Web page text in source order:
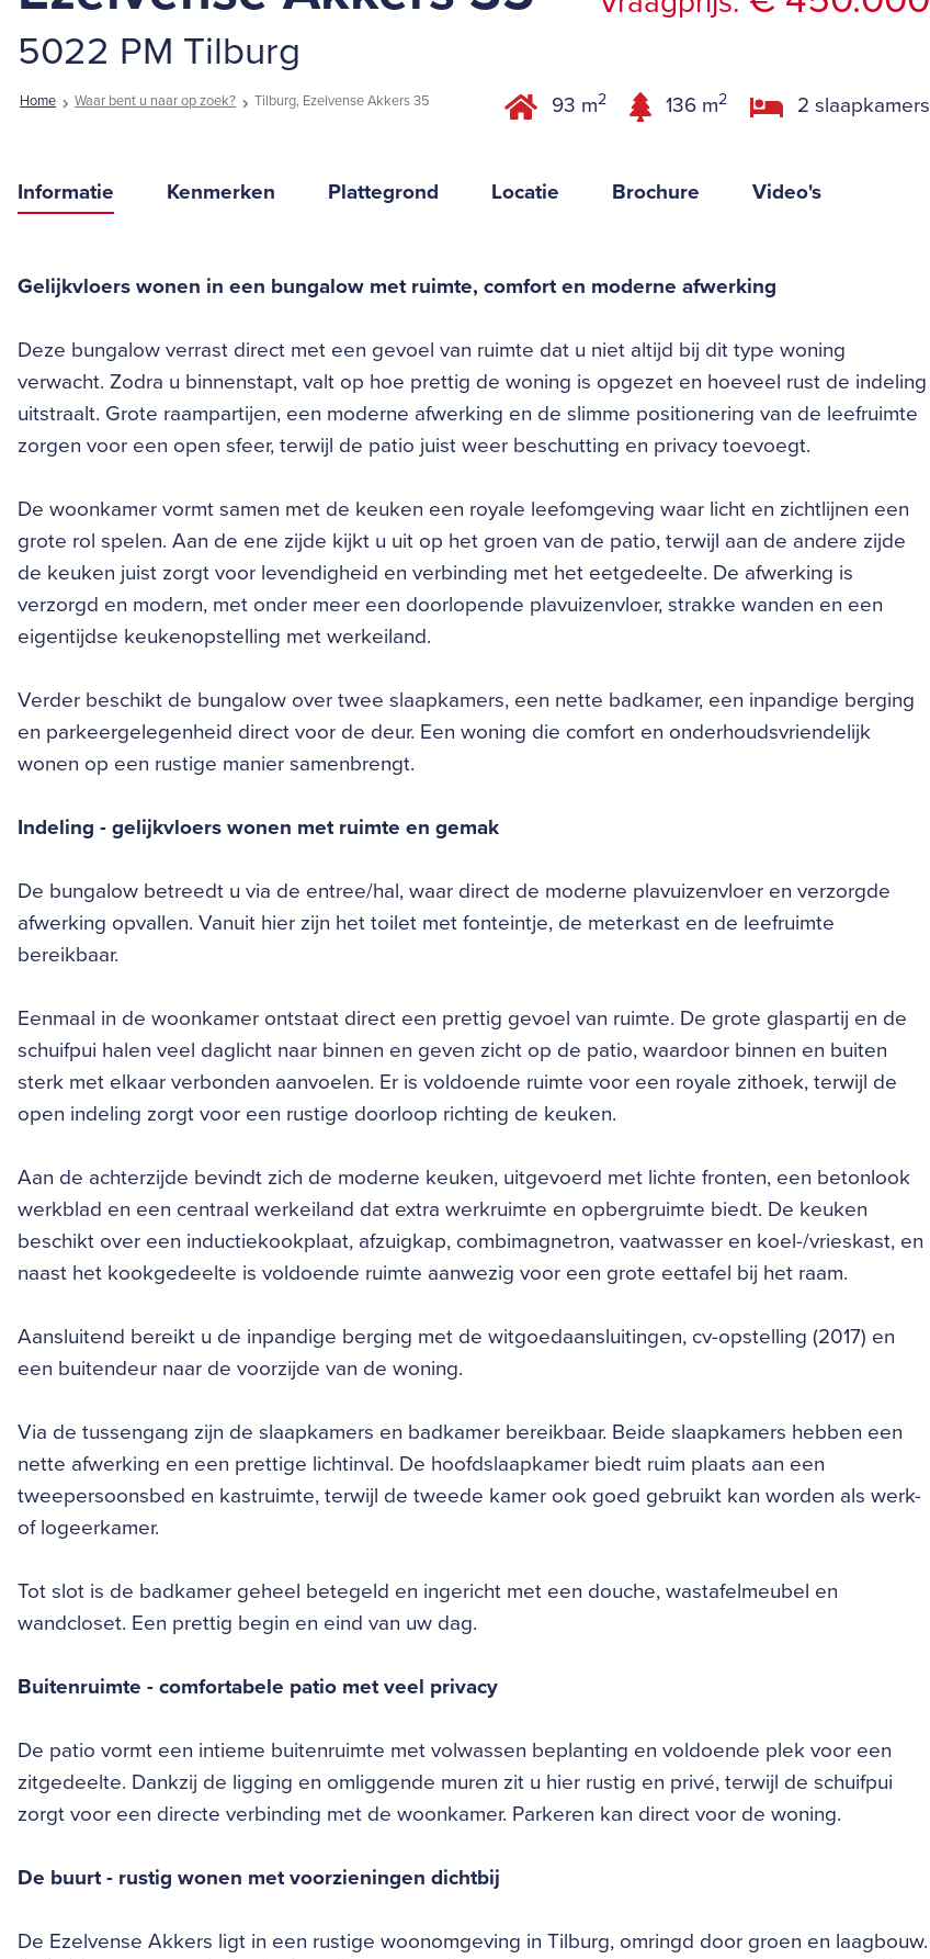
5022 PM Tilburg
Home Waar bent u naar op zoek? Tilburg, Ezelvense Akkers 35 93 m2 136 m2 2 slaapkamers
Informatie Kenmerken Plattegrond Locatie Brochure Video's
Gelijkvloers wonen in een bungalow met ruimte, comfort en moderne afwerking
Deze bungalow verrast direct met een gevoel van ruimte dat u niet altijd bij dit type woning
verwacht. Zodra u binnenstapt, valt op hoe prettig de woning is opgezet en hoeveel rust de indeling
uitstraalt. Grote raampartijen, een moderne afwerking en de slimme positionering van de leefruimte
zorgen voor een open sfeer, terwijl de patio juist weer beschutting en privacy toevoegt.
De woonkamer vormt samen met de keuken een royale leefomgeving waar licht en zichtlijnen een
grote rol spelen. Aan de ene zijde kijkt u uit op het groen van de patio, terwijl aan de andere zijde
de keuken juist zorgt voor levendigheid en verbinding met het eetgedeelte. De afwerking is
verzorgd en modern, met onder meer een doorlopende plavuizenvloer, strakke wanden en een
eigentijdse keukenopstelling met werkeiland.
Verder beschikt de bungalow over twee slaapkamers, een nette badkamer, een inpandige berging
en parkeergelegenheid direct voor de deur. Een woning die comfort en onderhoudsvriendelijk
wonen op een rustige manier samenbrengt.
Indeling - gelijkvloers wonen met ruimte en gemak
De bungalow betreedt u via de entree/hal, waar direct de moderne plavuizenvloer en verzorgde
afwerking opvallen. Vanuit hier zijn het toilet met fonteintje, de meterkast en de leefruimte
bereikbaar.
Eenmaal in de woonkamer ontstaat direct een prettig gevoel van ruimte. De grote glaspartij en de
schuifpui halen veel daglicht naar binnen en geven zicht op de patio, waardoor binnen en buiten
sterk met elkaar verbonden aanvoelen. Er is voldoende ruimte voor een royale zithoek, terwijl de
open indeling zorgt voor een rustige doorloop richting de keuken.
Aan de achterzijde bevindt zich de moderne keuken, uitgevoerd met lichte fronten, een betonlook
werkblad en een centraal werkeiland dat extra werkruimte en opbergruimte biedt. De keuken
beschikt over een inductiekookplaat, afzuigkap, combimagnetron, vaatwasser en koel-/vrieskast, en
naast het kookgedeelte is voldoende ruimte aanwezig voor een grote eettafel bij het raam.
Aansluitend bereikt u de inpandige berging met de witgoedaansluitingen, cv-opstelling (2017) en
een buitendeur naar de voorzijde van de woning.
Via de tussengang zijn de slaapkamers en badkamer bereikbaar. Beide slaapkamers hebben een
nette afwerking en een prettige lichtinval. De hoofdslaapkamer biedt ruim plaats aan een
tweepersoonsbed en kastruimte, terwijl de tweede kamer ook goed gebruikt kan worden als werk-
of logeerkamer.
Tot slot is de badkamer geheel betegeld en ingericht met een douche, wastafelmeubel en
wandcloset. Een prettig begin en eind van uw dag.
Buitenruimte - comfortabele patio met veel privacy
De patio vormt een intieme buitenruimte met volwassen beplanting en voldoende plek voor een
zitgedeelte. Dankzij de ligging en omliggende muren zit u hier rustig en privé, terwijl de schuifpui
zorgt voor een directe verbinding met de woonkamer. Parkeren kan direct voor de woning.
De buurt - rustig wonen met voorzieningen dichtbij
De Ezelvense Akkers ligt in een rustige woonomgeving in Tilburg, omringd door groen en laagbouw.